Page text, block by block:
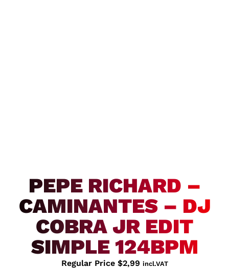
PEPE RICHARD –
CAMINANTES – DJ
COBRA JR EDIT
SIMPLE 124BPM
Regular Price $2,99 incl.VAT